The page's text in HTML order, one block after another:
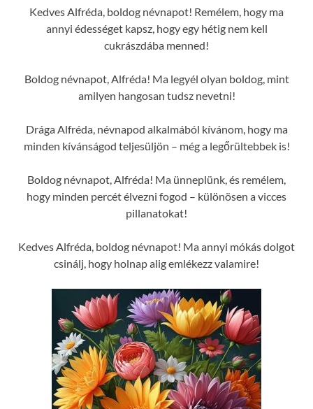
Kedves Alfréda, boldog névnapot! Remélem, hogy ma
annyi édességet kapsz, hogy egy hétig nem kell
cukrászdába menned!
Boldog névnapot, Alfréda! Ma legyél olyan boldog, mint
amilyen hangosan tudsz nevetni!
Drága Alfréda, névnapod alkalmából kívánom, hogy ma
minden kívánságod teljesüljön – még a legőrültebbek is!
Boldog névnapot, Alfréda! Ma ünneplünk, és remélem,
hogy minden percét élvezni fogod – különösen a vicces
pillanatokat!
Kedves Alfréda, boldog névnapot! Ma annyi mókás dolgot
csinálj, hogy holnap alig emlékezz valamire!